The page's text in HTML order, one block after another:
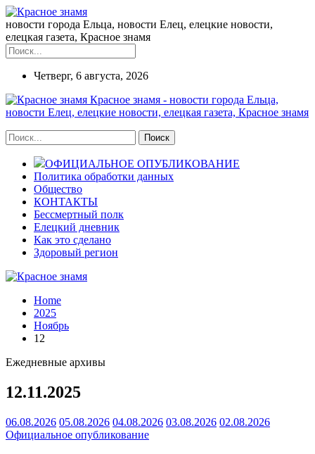
новости города Ельца, новости Елец, елецкие новости,
елецкая газета, Красное знамя
Четверг, 6 августа, 2026
Красное знамя - новости города Ельца,
новости Елец, елецкие новости, елецкая газета, Красное знамя
ОФИЦИАЛЬНОЕ ОПУБЛИКОВАНИЕ
Политика обработки данных
Общество
КОНТАКТЫ
Бессмертный полк
Елецкий дневник
Как это сделано
Здоровый регион
Home
2025
Ноябрь
12
Ежедневные архивы
12.11.2025
06.08.2026 05.08.2026 04.08.2026 03.08.2026 02.08.2026
Официальное опубликование